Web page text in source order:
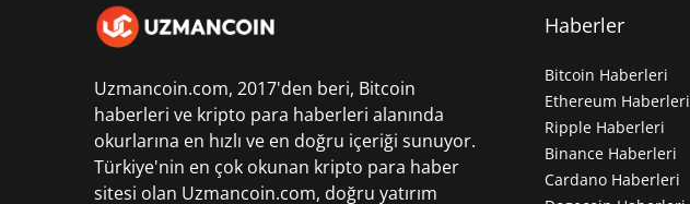
Uzmancoin.com, 2017'den beri, Bitcoin
haberleri ve kripto para haberleri alanında
okurlarına en hızlı ve en doğru içeriği sunuyor.
Türkiye'nin en çok okunan kripto para haber
sitesi olan Uzmancoin.com, doğru yatırım
Haberler
Bitcoin Haberleri
Ethereum Haberleri
Ripple Haberleri
Binance Haberleri
Cardano Haberleri